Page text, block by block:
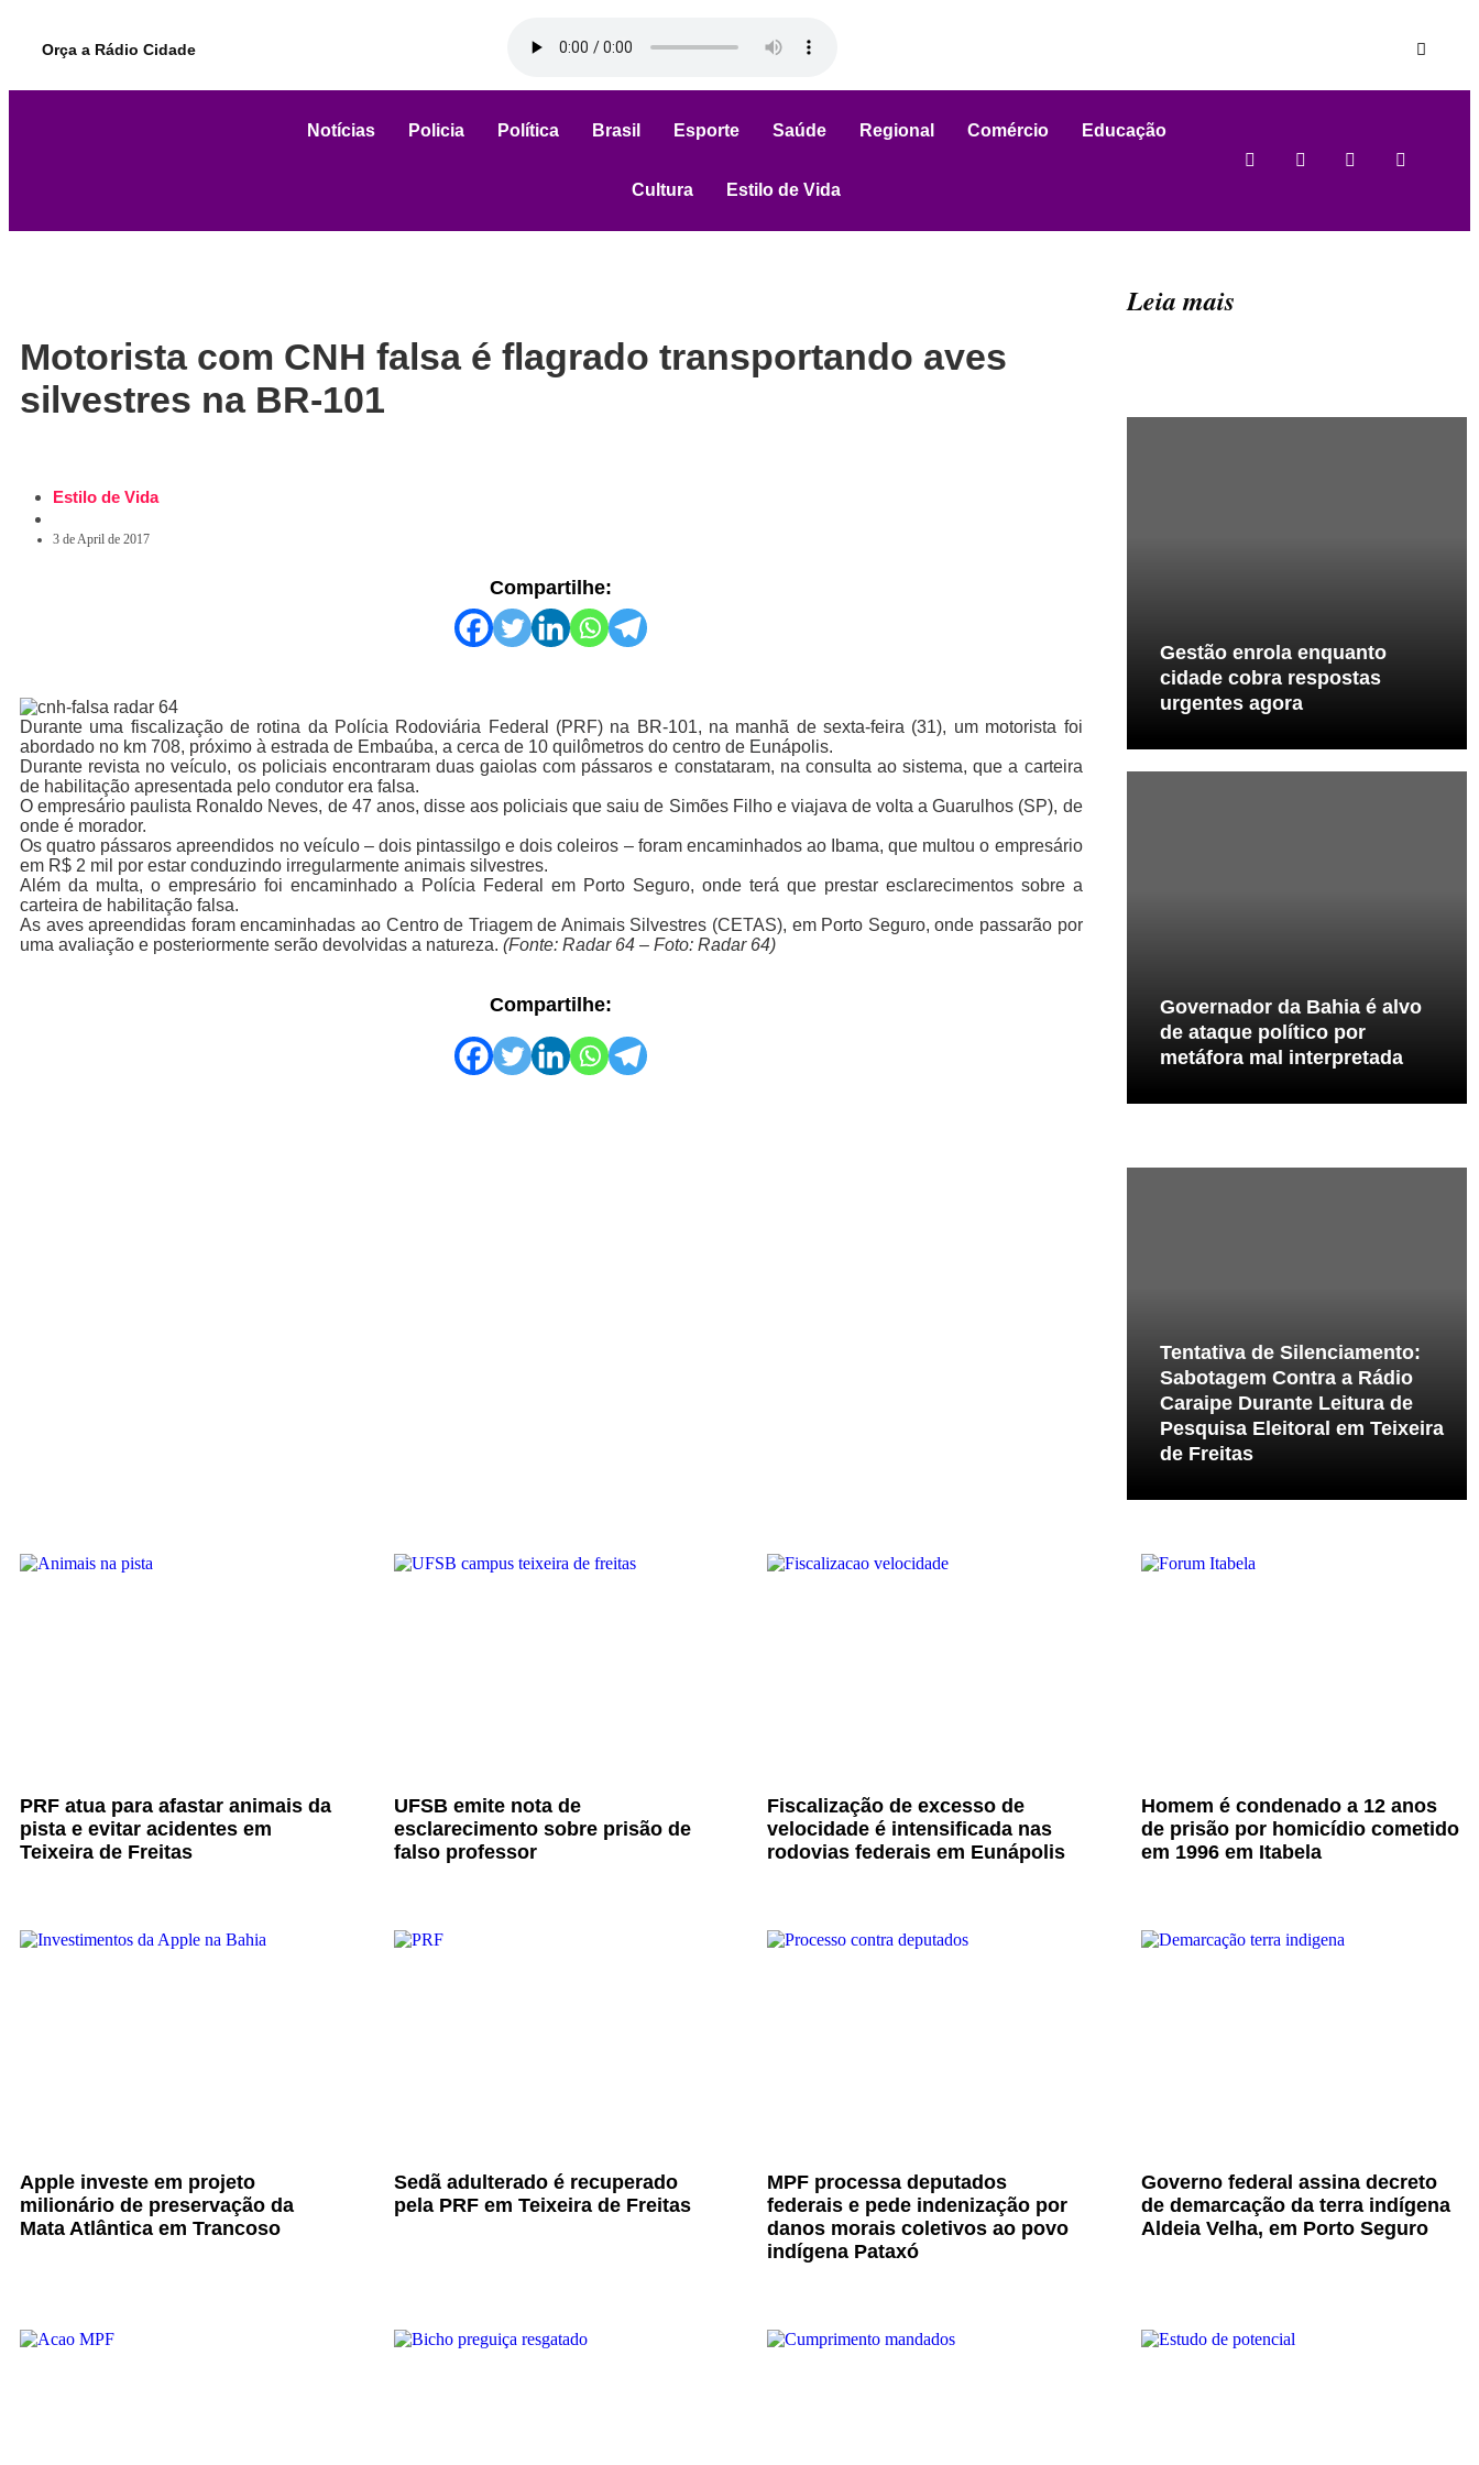
Orça a Rádio Cidade
Notícias Policia Política Brasil Esporte Saúde Regional Comércio Educação
Cultura Estilo de Vida
Motorista com CNH falsa é flagrado transportando aves
silvestres na BR-101
Estilo de Vida
3 de April de 2017
Compartilhe:
Durante uma fiscalização de rotina da Polícia Rodoviária Federal (PRF) na BR-101, na manhã de sexta-feira (31), um motorista foi
abordado no km 708, próximo à estrada de Embaúba, a cerca de 10 quilômetros do centro de Eunápolis.
Durante revista no veículo, os policiais encontraram duas gaiolas com pássaros e constataram, na consulta ao sistema, que a carteira
de habilitação apresentada pelo condutor era falsa.
O empresário paulista Ronaldo Neves, de 47 anos, disse aos policiais que saiu de Simões Filho e viajava de volta a Guarulhos (SP), de
onde é morador.
Os quatro pássaros apreendidos no veículo – dois pintassilgo e dois coleiros – foram encaminhados ao Ibama, que multou o empresário
em R$ 2 mil por estar conduzindo irregularmente animais silvestres.
Além da multa, o empresário foi encaminhado a Polícia Federal em Porto Seguro, onde terá que prestar esclarecimentos sobre a
carteira de habilitação falsa.
As aves apreendidas foram encaminhadas ao Centro de Triagem de Animais Silvestres (CETAS), em Porto Seguro, onde passarão por
uma avaliação e posteriormente serão devolvidas a natureza. (Fonte: Radar 64 – Foto: Radar 64)
Compartilhe:
Leia mais
Gestão enrola enquanto
cidade cobra respostas
urgentes agora
Governador da Bahia é alvo
de ataque político por
metáfora mal interpretada
Tentativa de Silenciamento:
Sabotagem Contra a Rádio
Caraipe Durante Leitura de
Pesquisa Eleitoral em Teixeira
de Freitas
PRF atua para afastar animais da
pista e evitar acidentes em
Teixeira de Freitas
UFSB emite nota de
esclarecimento sobre prisão de
falso professor
Fiscalização de excesso de
velocidade é intensificada nas
rodovias federais em Eunápolis
Homem é condenado a 12 anos
de prisão por homicídio cometido
em 1996 em Itabela
Apple investe em projeto
milionário de preservação da
Mata Atlântica em Trancoso
Sedã adulterado é recuperado
pela PRF em Teixeira de Freitas
MPF processa deputados
federais e pede indenização por
danos morais coletivos ao povo
indígena Pataxó
Governo federal assina decreto
de demarcação da terra indígena
Aldeia Velha, em Porto Seguro